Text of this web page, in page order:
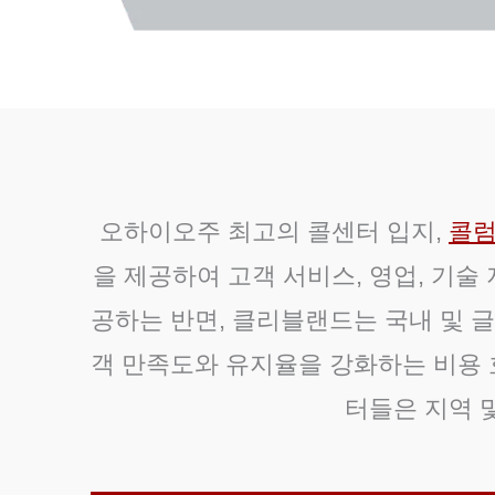
오하이오주 최고의 콜센터 입지, 콜
을 제공하여 고객 서비스, 영업, 기술
공하는 반면, 클리블랜드는 국내 및
객 만족도와 유지율을 강화하는 비
터들은 지역